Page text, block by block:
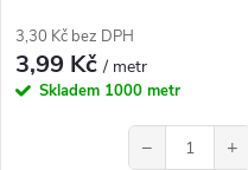
3,30 Kč bez DPH
3,99 Kč/ metr
Skladem 1000 metr
− +